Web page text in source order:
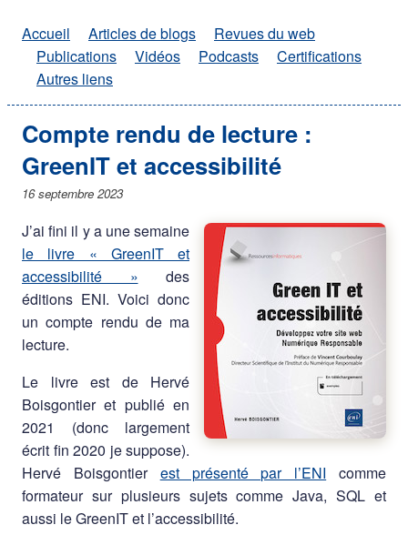
Accueil Articles de blogs
Revues du web
Publications
Vidéos Podcasts
Certifications
Autres liens
Compte rendu de lecture :
GreenIT et accessibilité
16 septembre 2023
J’ai fini il y a une semaine
le livre « GreenIT et
accessibilité » des
éditions ENI. Voici donc
un compte rendu de ma
lecture.
Le livre est de Hervé
Boisgontier et publié en
2021 (donc largement
écrit fin 2020 je suppose).
Hervé Boisgontier est présenté par l’ENI comme
formateur sur plusieurs sujets comme Java, SQL et
aussi le GreenIT et l’accessibilité.